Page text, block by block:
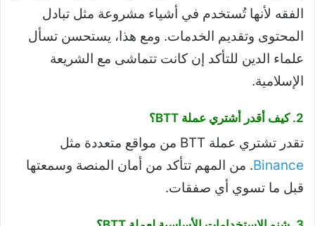
الفقه لأنها تُستخدم في أشياء مشروعة مثل تبادل
المحتوى وتقديم الخدمات. ومع هذا، يستحسن تسأل
علماء الدين للتأكد إن كانت تتماشى مع الشريعة
الإسلامية.
2. كيف أقدر أشتري عملة BTT؟
تقدر تشتري عملة BTT من مواقع متعددة مثل
Binance. من المهم تتأكد من أمان المنصة وسمعتها
قبل ما تسوي أي صفقات.